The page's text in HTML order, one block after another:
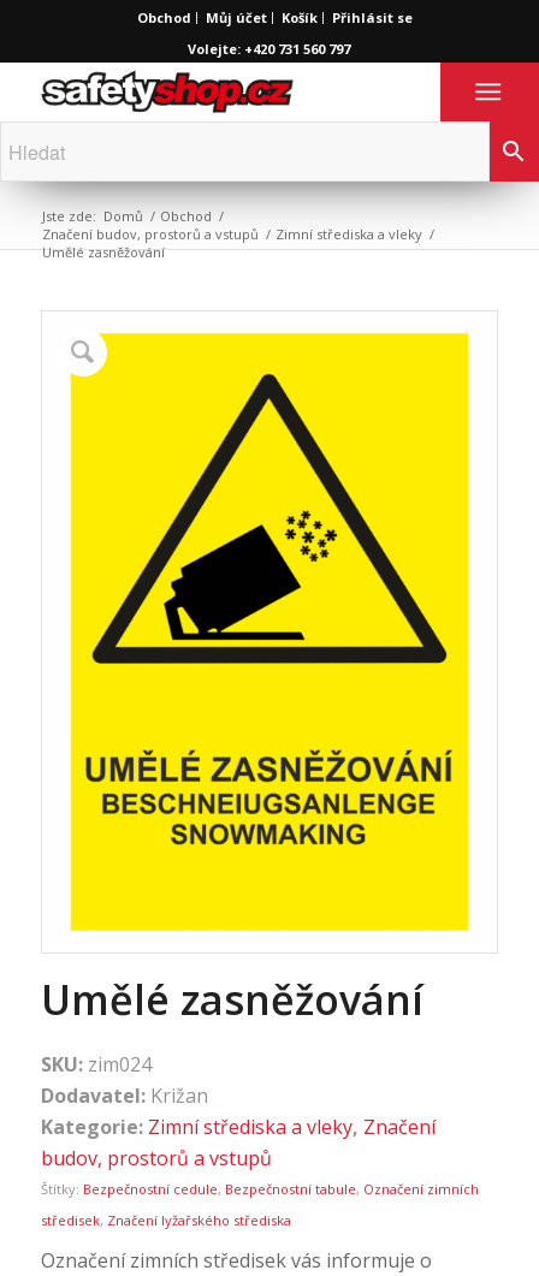
Obchod Můj účet Košík
Přihlásit se
Volejte: +420 731 560 797
Jste zde: Domů / Obchod /
Značení budov, prostorů a vstupů / Zimní střediska a vleky /
Umělé zasněžování
Umělé zasněžování
SKU: zim024
Dodavatel: Križan
Kategorie: Zimní střediska a vleky, Značení
budov, prostorů a vstupů
Štítky: Bezpečnostní cedule, Bezpečnostní tabule, Označení zimních
středisek, Značení lyžařského střediska
Označení zimních středisek vás informuje o